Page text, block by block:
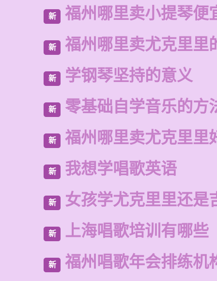
新 福州哪里卖小提琴便
新 福州哪里卖尤克里里
新 学钢琴坚持的意义
新 零基础自学音乐的方
新 福州哪里卖尤克里里
新 我想学唱歌英语
新 女孩学尤克里里还是
新 上海唱歌培训有哪些
新 福州唱歌年会排练机